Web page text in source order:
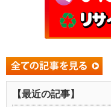
【最近の記事】